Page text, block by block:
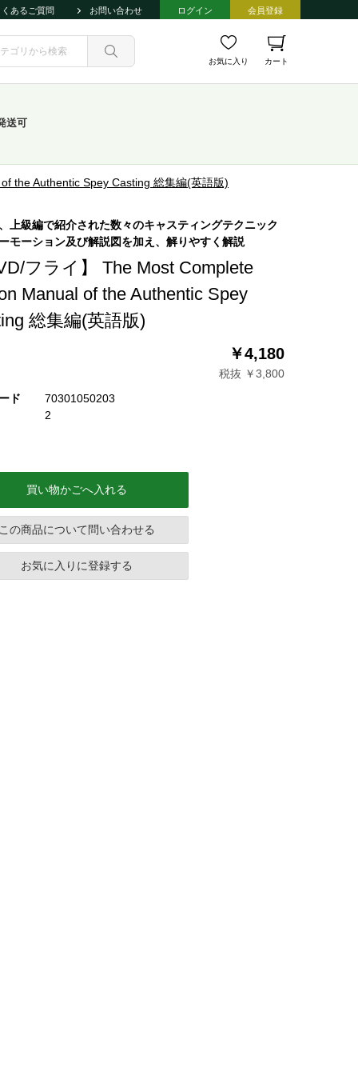
くあるご質問 お問い合わせ ログイン 会員登録
お気に入り カート
送可
the Authentic Spey Casting 総集編(英語版)
上級編で紹介された数々のキャスティングテクニック
モーション及び解説図を加え、解りやすく解説
フライ】 The Most Complete
Manual of the Authentic Spey
総集編(英語版)
￥4,180
税抜 ￥3,800
ド
70301050203
2
買い物かごへ入れる
この商品について問い合わせる
お気に入りに登録する